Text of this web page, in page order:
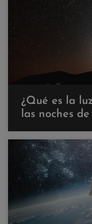
¿Qué es la
las noches